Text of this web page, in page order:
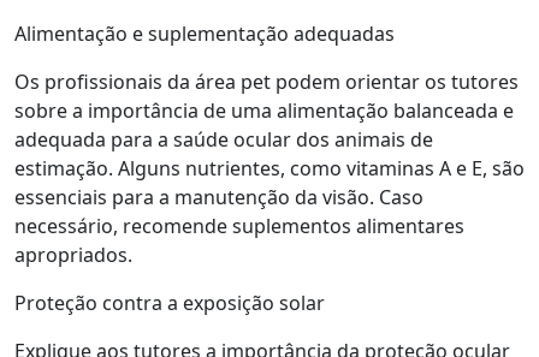
Alimentação e suplementação adequadas
Os profissionais da área pet podem orientar os tutores
sobre a importância de uma alimentação balanceada e
adequada para a saúde ocular dos animais de
estimação. Alguns nutrientes, como vitaminas A e E, são
essenciais para a manutenção da visão. Caso
necessário, recomende suplementos alimentares
apropriados.
Proteção contra a exposição solar
Explique aos tutores a importância da proteção ocular